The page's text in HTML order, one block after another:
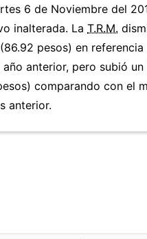
6 de Noviembre del
inalterada. La T.R.M.
pesos) en referencia
anterior, pero subió un
comparando con el
anterior.